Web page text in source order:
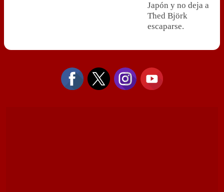
Japón y no deja a
Thed Björk
escaparse.